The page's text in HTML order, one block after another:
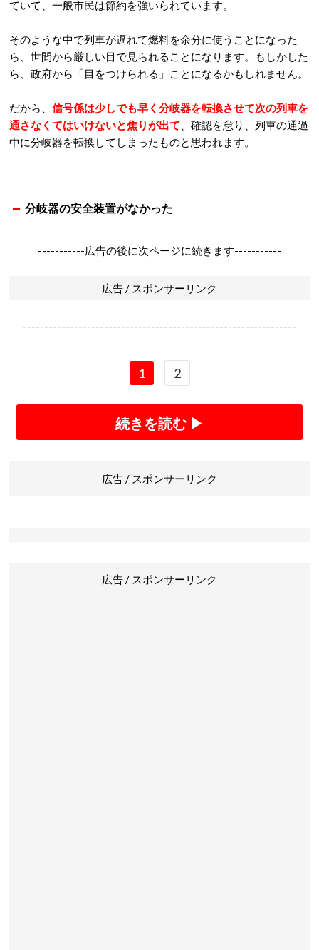
ていて、一般市民は節約を強いられています。
そのような中で列車が遅れて燃料を余分に使うことになった
ら、世間から厳しい目で見られることになります。もしかした
ら、政府から「目をつけられる」ことになるかもしれません。
だから、 信号係は少しでも早く分岐器を転換させて次の列車を
通さなくてはいけないと焦りが出て 、確認を怠り、列車の通過
中に分岐器を転換してしまったものと思われます。
分岐器の安全装置がなかった
-----------広告の後に次ページに続きます-----------
広告 / スポンサーリンク
----------------------------------------------------------------
1 2
続きを読む ▶
広告 / スポンサーリンク
広告 / スポンサーリンク